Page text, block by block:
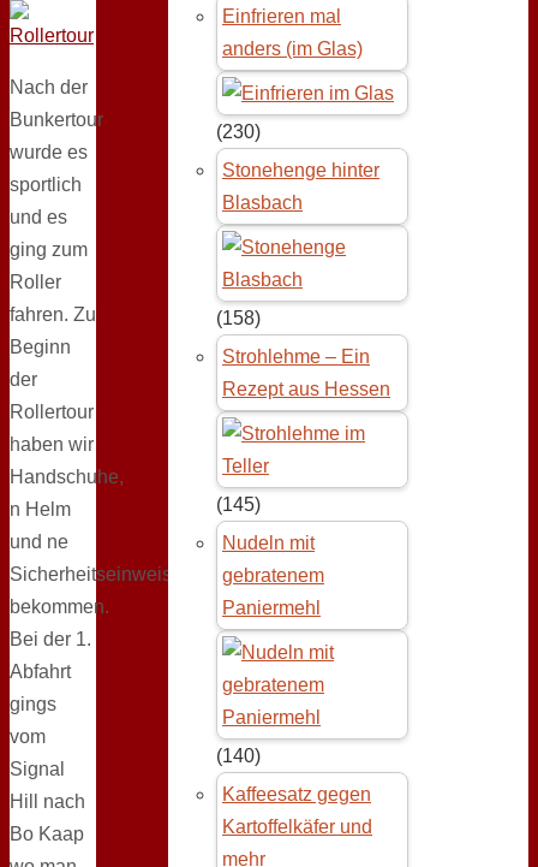
Nach der
Bunkertour
wurde es
sportlich
und es
ging zum
Roller
fahren. Zu
Beginn
der
Rollertour
haben wir
Handschuhe,
n Helm
und ne
Sicherheitseinweisung
bekommen.
Bei der 1.
Abfahrt
gings
vom
Signal
Hill nach
Bo Kaap
Einfrieren mal
anders (im Glas)
(230)
Stonehenge hinter
Blasbach
(158)
Strohlehme – Ein
Rezept aus Hessen
(145)
Nudeln mit
gebratenem
Paniermehl
(140)
Kaffeesatz gegen
Kartoffelkäfer und
mehr